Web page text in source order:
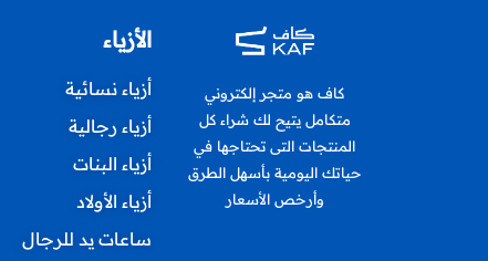
كاف هو متجر إلكتروني
متكامل يتيح لك شراء كل
المنتجات التى تحتاجها في
حياتك اليومية بأسهل الطرق
وأرخص الأسعار
الأزياء
أزياء نسائية
أزياء رجالية
أزياء البنات
أزياء الأولاد
ساعات يد للرجال